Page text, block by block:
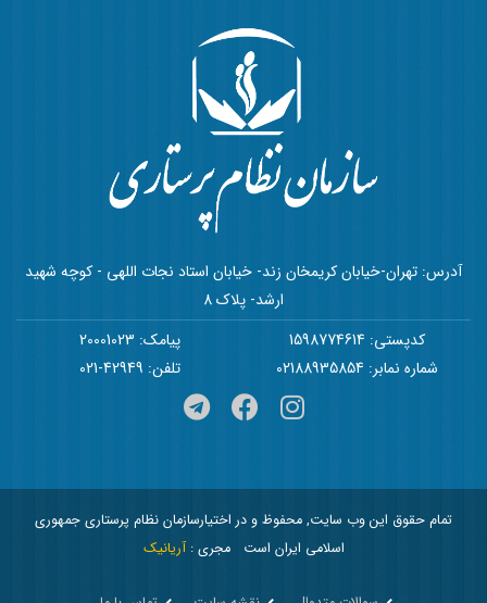
آدرس: تهران-خیابان کریمخان زند- خیابان استاد نجات اللهی - کوچه شهید
ارشد- پلاک 8
کدپستی: 1598774614
پیامک: 20001023
شماره نمابر: 02188935854
تلفن: 42949-021
تمام حقوق این وب سایت, محفوظ و در اختیارسازمان نظام پرستاری جمهوری
اسلامی ایران است
مجری :آریانیک